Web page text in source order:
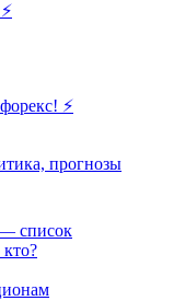
⚡
прогнозы
список